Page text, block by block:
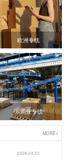
欧洲专线
东南亚专线
MORE+
2026.04.23